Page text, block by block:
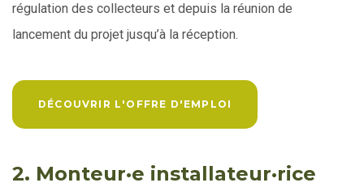
régulation des collecteurs et depuis la réunion de
lancement du projet jusqu’à la réception.
DÉCOUVRIR L'OFFRE D'EMPLOI
2. Monteur·e installateur·rice